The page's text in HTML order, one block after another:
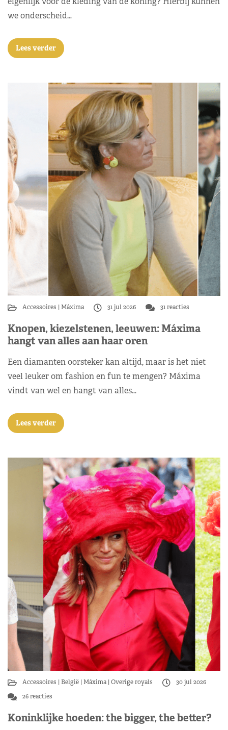
we onderscheid…
Lees verder
Accessoires Máxima 31 jul 2026 31 reacties
Knopen, kiezelstenen, leeuwen: Máxima
hangt van alles aan haar oren
Een diamanten oorsteker kan altijd, maar is het niet
veel leuker om fashion en fun te mengen? Máxima
vindt van wel en hangt van alles…
Lees verder
Accessoires België Máxima Overige royals
30 jul 2026
26 reacties
Koninklijke hoeden: the bigger, the better?